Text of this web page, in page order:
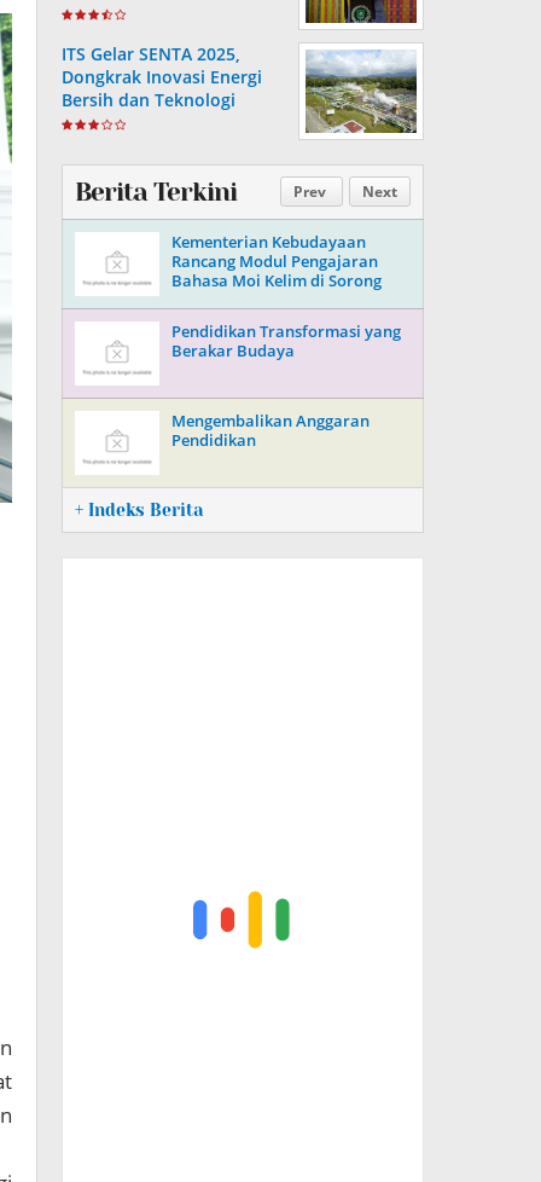
Pembangunan untuk
ITS Gelar SENTA 2025,
Dongkrak Inovasi Energi
Bersih dan Teknologi
Maritim Nasional
Prev Next
Berita Terkini
Kementerian Kebudayaan
Rancang Modul Pengajaran
Bahasa Moi Kelim di Sorong
Pendidikan Transformasi yang
Berakar Budaya
Mengembalikan Anggaran
Pendidikan
+ Indeks Berita